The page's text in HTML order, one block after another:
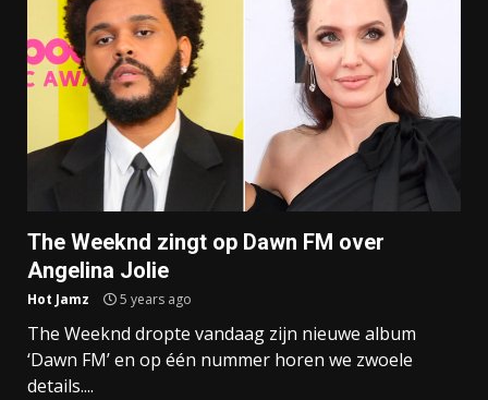
The Weeknd zingt op Dawn FM over
Angelina Jolie
Hot Jamz 5 years ago
The Weeknd dropte vandaag zijn nieuwe album
‘Dawn FM’ en op één nummer horen we zwoele
details....